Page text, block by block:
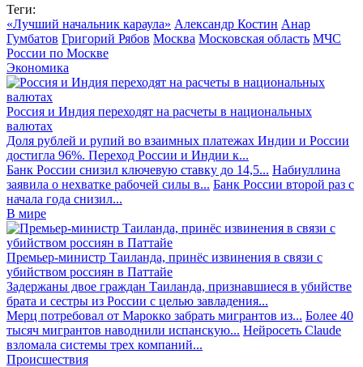
Теги:
«Лучший начальник караула» Александр Костин Анар
Гумбатов Григорий Рябов Москва Московская область МЧС
России по Москве
Экономика
Россия и Индия переходят на расчеты в национальных
валютах
Доля рублей и рупий во взаимных платежах Индии и России
достигла 96%. Переход России и Индии к...
Банк России снизил ключевую ставку до 14,5... Набиуллина
заявила о нехватке рабочей силы в... Банк России второй раз с
начала года снизил...
В мире
Премьер-министр Таиланда, принёс извинения в связи с
убийством россиян в Паттайе
Задержаны двое граждан Таиланда, признавшиеся в убийстве
брата и сестры из России с целью завладения...
Мерц потребовал от Марокко забрать мигрантов из... Более 40
тысяч мигрантов наводнили испанскую... Нейросеть Claude
взломала системы трех компаний...
Происшествия